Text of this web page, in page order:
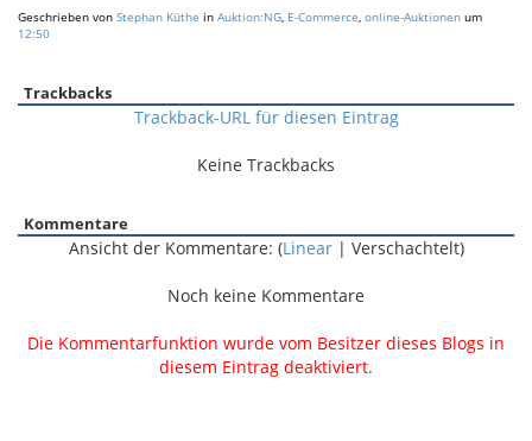
Geschrieben von Stephan Küthe in Auktion:NG, E-Commerce, online-Auktionen um
12:50
Trackbacks
Trackback-URL für diesen Eintrag
Keine Trackbacks
Kommentare
Ansicht der Kommentare: (Linear| Verschachtelt)
Noch keine Kommentare
Die Kommentarfunktion wurde vom Besitzer dieses Blogs in
diesem Eintrag deaktiviert.